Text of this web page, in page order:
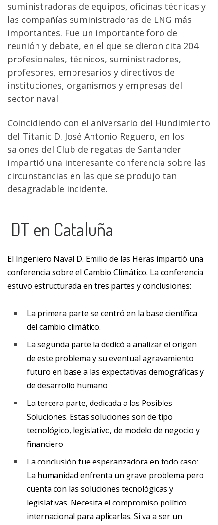
suministradoras de equipos, oficinas técnicas y
las compañías suministradoras de LNG más
importantes. Fue un importante foro de
reunión y debate, en el que se dieron cita 204
profesionales, técnicos, suministradores,
profesores, empresarios y directivos de
instituciones, organismos y empresas del
sector naval
Coincidiendo con el aniversario del Hundimiento
del Titanic D. José Antonio Reguero, en los
salones del Club de regatas de Santander
impartió una interesante conferencia sobre las
circunstancias en las que se produjo tan
desagradable incidente.
DT en Cataluña
El Ingeniero Naval D. Emilio de las Heras impartió una
conferencia sobre el Cambio Climático. La conferencia
estuvo estructurada en tres partes y conclusiones:
La primera parte se centró en la base científica
del cambio climático.
La segunda parte la dedicó a analizar el origen
de este problema y su eventual agravamiento
futuro en base a las expectativas demográficas y
de desarrollo humano
La tercera parte, dedicada a las Posibles
Soluciones. Estas soluciones son de tipo
tecnológico, legislativo, de modelo de negocio y
financiero
La conclusión fue esperanzadora en todo caso:
La humanidad enfrenta un grave problema pero
cuenta con las soluciones tecnológicas y
legislativas. Necesita el compromiso político
internacional para aplicarlas. Si va a ser un